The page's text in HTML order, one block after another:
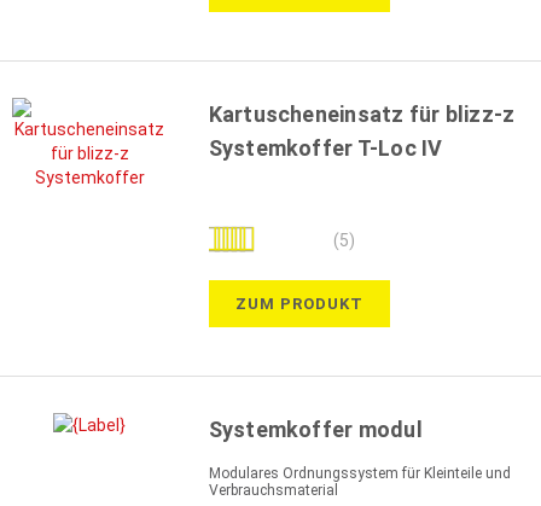
Kartuscheneinsatz für blizz-z
Systemkoffer T-Loc IV
Bewertung: (5)
ZUM PRODUKT
Systemkoffer modul
Modulares Ordnungssystem für Kleinteile und
Verbrauchsmaterial